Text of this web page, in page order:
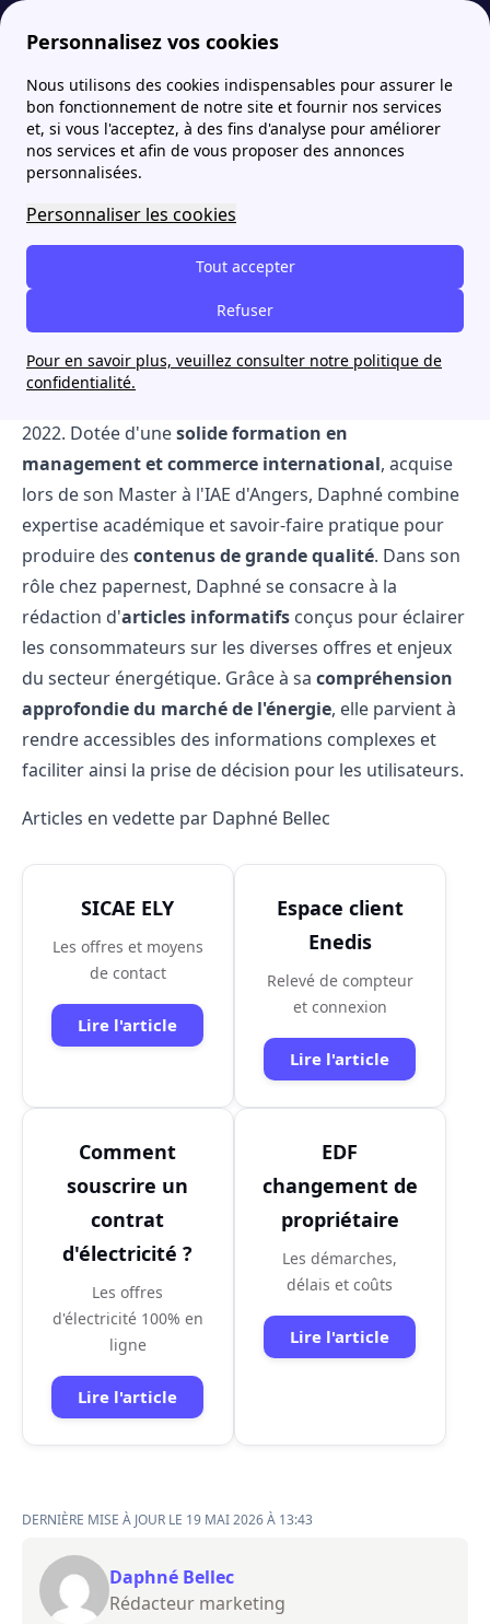
Personnalisez vos cookies
Nous utilisons des cookies indispensables pour assurer le
bon fonctionnement de notre site et fournir nos services
et, si vous l'acceptez, à des fins d'analyse pour améliorer
nos services et afin de vous proposer des annonces
personnalisées.
Personnaliser les cookies
Tout accepter
Refuser
Pour en savoir plus, veuillez consulter notre politique de
confidentialité.
Fournisseur-Energie L'équipe de rédaction Daphné Bellec | Rédactrice experte
Daphné Bellec | Rédactrice
experte
Daphné Bellec, Rédactrice experte
Daphné Bellec estrédactrice experte dans le secteur
2022. Dotée d'unesolide formation en
management et commerce international, acquise
lors de son Master à l'IAE d'Angers, Daphné combine
expertise académique et savoir-faire pratique pour
produire des contenus de grande qualité. Dans son
rôle chez papernest, Daphné se consacre à la
rédaction d'articles informatifs conçus pour éclairer
les consommateurs sur les diverses offres et enjeux
du secteur énergétique. Grâce à sa compréhension
approfondie du marché de l'énergie, elle parvient à
rendre accessibles des informations complexes et
faciliter ainsi la prise de décision pour les utilisateurs.
Articles en vedette par Daphné Bellec
SICAE ELY
Les offres et moyens
de contact
Lire l'article
Espace client
Enedis
Relevé de compteur
et connexion
Lire l'article
Comment
souscrire un
contrat
d'électricité ?
Les offres
d'électricité 100% en
ligne
Lire l'article
EDF
changement de
propriétaire
Les démarches,
délais et coûts
Lire l'article
DERNIÈRE MISE À JOUR LE 19 MAI 2026 À 13:43
Daphné Bellec
Rédacteur marketing